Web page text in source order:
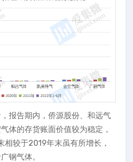
报告期内，侨源股份、和远气
体的存货账面价值较为稳定，
较于2019年末虽有所增长，
钢气体。